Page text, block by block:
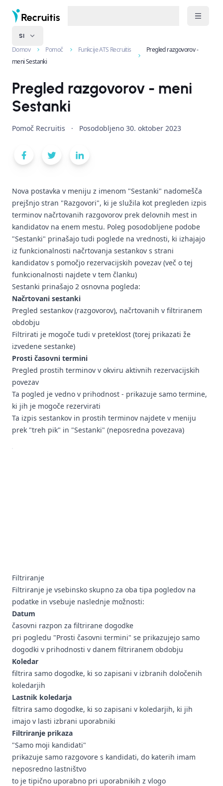
SI
Domov Pomoč Funkcije ATS Recruitis
Pregled razgovorov -
meni Sestanki
Pregled razgovorov - meni
Sestanki
Pomoč Recruitis · Posodobljeno 30. oktober 2023
Nova postavka v meniju z imenom "Sestanki" nadomešča
prejšnjo stran "Razgovori", ki je služila kot pregleden izpis
terminov načrtovanih razgovorov prek delovnih mest in
kandidatov na enem mestu. Poleg posodobljene podobe
"Sestanki" prinašajo tudi poglede na vrednosti, ki izhajajo
iz funkcionalnosti načrtovanja sestankov s strani
kandidatov s pomočjo rezervacijskih povezav (več o tej
funkcionalnosti najdete v tem članku)
Sestanki prinašajo 2 osnovna pogleda:
Načrtovani sestanki
Pregled sestankov (razgovorov), načrtovanih v filtriranem
obdobju
Filtrirati je mogoče tudi v preteklost (torej prikazati že
izvedene sestanke)
Prosti časovni termini
Pregled prostih terminov v okviru aktivnih rezervacijskih
povezav
Ta pogled je vedno v prihodnost - prikazuje samo termine,
ki jih je mogoče rezervirati
Ta izpis sestankov in prostih terminov najdete v meniju
prek "treh pik" in "Sestanki" (neposredna povezava)
Filtriranje
Filtriranje je vsebinsko skupno za oba tipa pogledov na
podatke in vsebuje naslednje možnosti:
Datum
časovni razpon za filtrirane dogodke
pri pogledu "Prosti časovni termini" se prikazujejo samo
dogodki v prihodnosti v danem filtriranem obdobju
Koledar
filtrira samo dogodke, ki so zapisani v izbranih določenih
koledarjih
Lastnik koledarja
filtrira samo dogodke, ki so zapisani v koledarjih, ki jih
imajo v lasti izbrani uporabniki
Filtriranje prikaza
"Samo moji kandidati"
prikazuje samo razgovore s kandidati, do katerih imam
neposredno lastništvo
to je tipično uporabno pri uporabnikih z vlogo